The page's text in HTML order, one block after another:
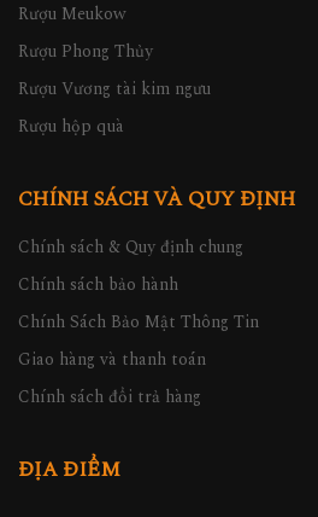
Rượu Meukow
Rượu Phong Thủy
Rượu Vương tài kim ngưu
Rượu hộp quà
CHÍNH SÁCH VÀ QUY ĐỊNH
Chính sách & Quy định chung
Chính sách bảo hành
Chính Sách Bảo Mật Thông Tin
Giao hàng và thanh toán
Chính sách đổi trả hàng
ĐỊA ĐIỂM